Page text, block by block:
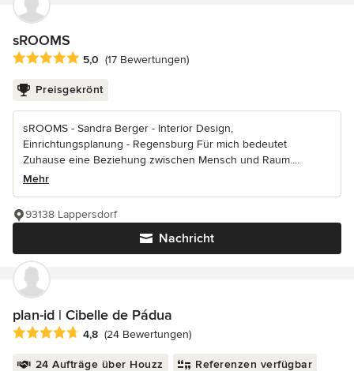
sROOMS
Durchschnittliche Bewertung: 5 von 5 Sternen
5,0 (17 Bewertungen)
Preisgekrönt
sROOMS - Sandra Berger - Interior Design,
Einrichtungsplanung - Regensburg Für mich bedeutet
Zuhause eine Beziehung zwischen Mensch und Raum....
Mehr
Nachricht
93138 Lappersdorf
plan-id | Cibelle de Pádua
Durchschnittliche Bewertung: 4.8 von 5 Sternen
4,8 (24 Bewertungen)
24 Aufträge über Houzz Referenzen verfügbar